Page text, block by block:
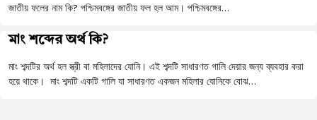
জাতীয় ফলের নাম কি? পশ্চিমবঙ্গের জাতীয় ফল হল আম। পশ্চিমবঙ্গের…
মাং শব্দের অর্থ কি?
মাং শব্দটির অর্থ হল স্ত্রী বা মহিলাদের যোনি। এই শব্দটি সাধারণত গালি দেয়ার জন্য ব্যবহার করা
হয়ে থাকে। মাং শব্দটি একটি গালি যা সাধারণত একজন মহিলার যোনিকে বোঝ…